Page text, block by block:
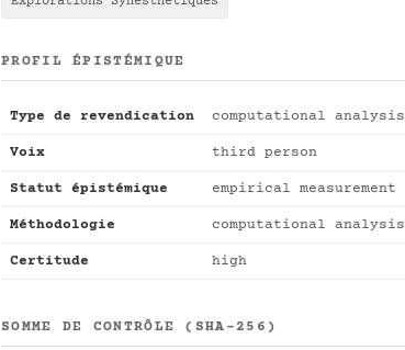
PROFIL ÉPISTÉMIQUE
Type de revendication computational analysis
Voix third person
Statut épistémique empirical measurement
Méthodologie computational analysis
Certitude high
SOMME DE CONTRÔLE (SHA-256)